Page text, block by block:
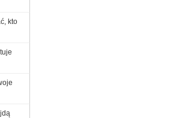
kto